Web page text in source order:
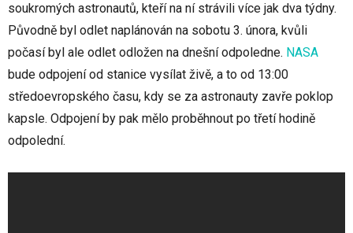
soukromých astronautů, kteří na ní strávili více jak dva týdny.
Původně byl odlet naplánován na sobotu 3. února, kvůli
počasí byl ale odlet odložen na dnešní odpoledne. NASA
bude odpojení od stanice vysílat živě, a to od 13:00
středoevropského času, kdy se za astronauty zavře poklop
kapsle. Odpojení by pak mělo proběhnout po třetí hodině
odpolední.